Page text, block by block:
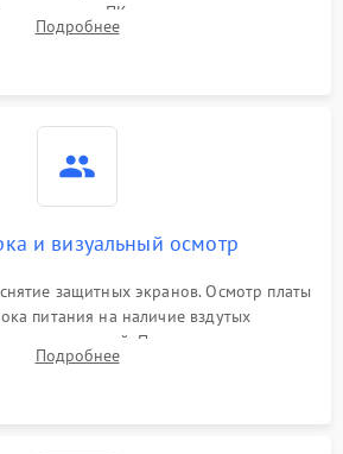
к ПК для оценки вывода
подсветки и выявления артефактов на
Подробнее
и визуальный осмотр
защитных экранов. Осмотр платы
питания на наличие вздутых
окислений. Проверка надежности
целостности шлейфов матрицы.
Подробнее